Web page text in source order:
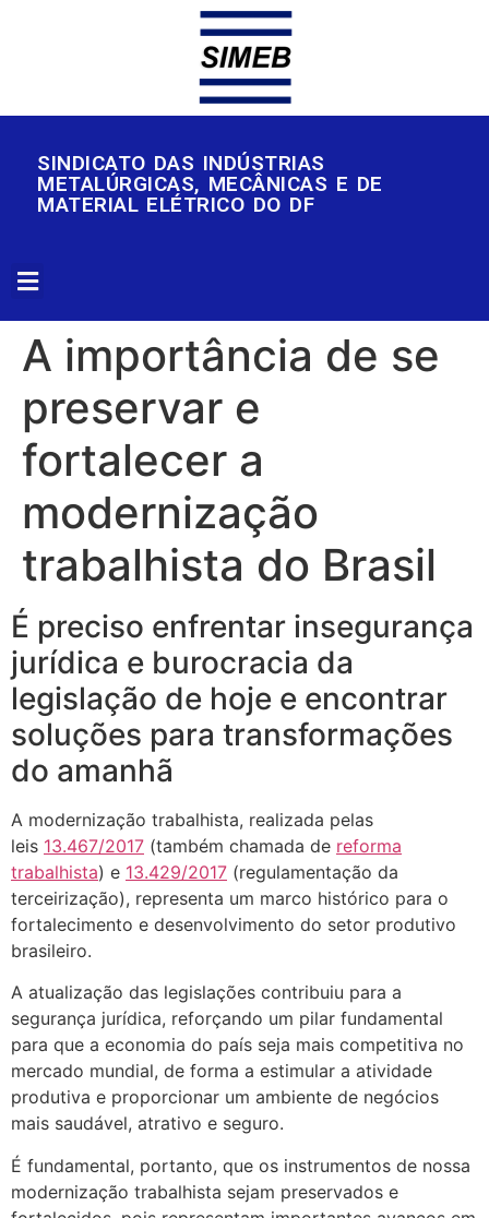
SINDICATO DAS INDÚSTRIAS
METALÚRGICAS, MECÂNICAS E DE
MATERIAL ELÉTRICO DO DF
A importância de se
preservar e
fortalecer a
modernização
trabalhista do Brasil
É preciso enfrentar insegurança
jurídica e burocracia da
legislação de hoje e encontrar
soluções para transformações
do amanhã
A modernização trabalhista, realizada pelas
leis 13.467/2017 (também chamada de reforma
trabalhista) e 13.429/2017 (regulamentação da
terceirização), representa um marco histórico para o
fortalecimento e desenvolvimento do setor produtivo
brasileiro.
A atualização das legislações contribuiu para a
segurança jurídica, reforçando um pilar fundamental
para que a economia do país seja mais competitiva no
mercado mundial, de forma a estimular a atividade
produtiva e proporcionar um ambiente de negócios
mais saudável, atrativo e seguro.
É fundamental, portanto, que os instrumentos de nossa
modernização trabalhista sejam preservados e